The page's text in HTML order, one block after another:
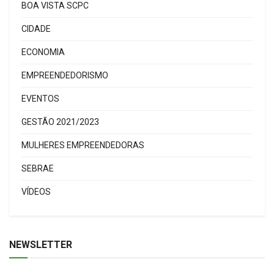
BOA VISTA SCPC
CIDADE
ECONOMIA
EMPREENDEDORISMO
EVENTOS
GESTÃO 2021/2023
MULHERES EMPREENDEDORAS
SEBRAE
VÍDEOS
NEWSLETTER